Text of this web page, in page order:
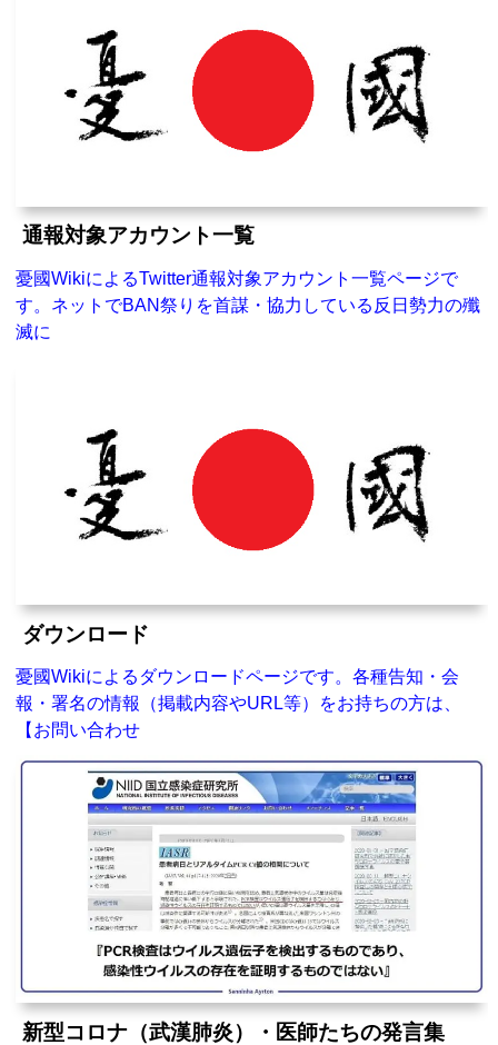
通報対象アカウント一覧
憂國WikiによるTwitter通報対象アカウント一覧ページで
す。ネットでBAN祭りを首謀・協力している反日勢力の殲
滅に
ダウンロード
憂國Wikiによるダウンロードページです。各種告知・会
報・署名の情報（掲載内容やURL等）をお持ちの方は、
【お問い合わせ
新型コロナ（武漢肺炎）・医師たちの発言集